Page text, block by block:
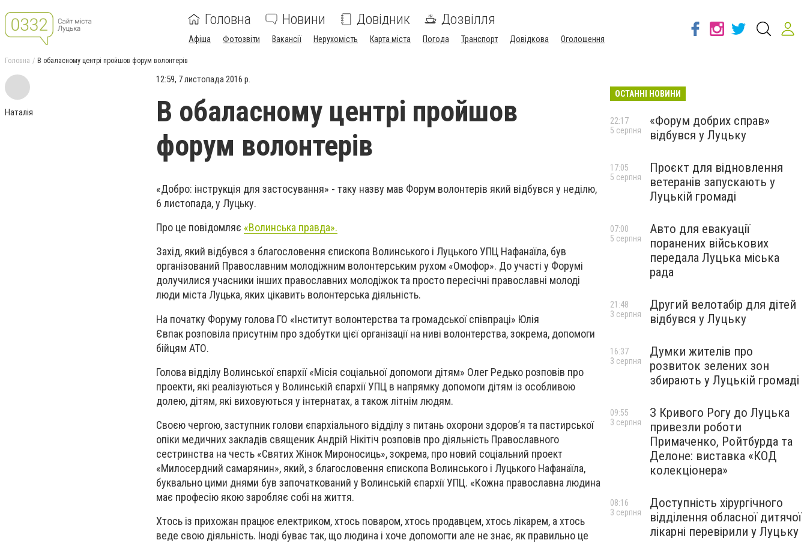
Головна Новини Довідник Дозвілля
Афіша Фотозвіти Вакансії Нерухомість Карта міста Погода Транспорт Довідкова Оголошення
Головна В обаласному центрі пройшов форум волонтерів
Наталія
12:59, 7 листопада 2016 р.
В обаласному центрі пройшов
форум волонтерів
«Добро: інструкція для застосування» - таку назву мав Форум волонтерів який відбувся у неділю,
6 листопада, у Луцьку.
Про це повідомляє «Волинська правда».
Захід, який відбувся з благословення єпископа Волинського і Луцького УПЦ Нафанаїла, був
організований Православним молодіжним волонтерським рухом «Омофор». До участі у Форумі
долучилися учасники інших православних молодіжок та просто пересічні православні молоді
люди міста Луцька, яких цікавить волонтерська діяльність.
На початку Форуму голова ГО «Інститут волонтерства та громадської співпраці» Юлія
Євпак розповіла присутнім про здобутки цієї організації на ниві волонтерства, зокрема, допомоги
бійцям АТО.
Голова відділу Волинської єпархії «Місія соціальної допомоги дітям» Олег Редько розповів про
проекти, які реалізуються у Волинській єпархії УПЦ в напрямку допомоги дітям із особливою
долею, дітям, які виховуються у інтернатах, а також літнім людям.
Своєю чергою, заступник голови єпархіального відділу з питань охорони здоров’я та пастирської
опіки медичних закладів священик Андрій Нікітіч розповів про діяльність Православного
сестринства на честь «Святих Жінок Мироносиць», зокрема, про новий соціальний проект
«Милосердний самарянин», який, з благословення єпископа Волинського і Луцького Нафанаїла,
буквально цими днями був започаткований у Волинській єпархії УПЦ. «Кожна православна людина
має професію якою заробляє собі на життя.
Хтось із прихожан працює електриком, хтось поваром, хтось продавцем, хтось лікарем, а хтось
веде свою діяльність. Іноді буває так, що людина і хоче допомогти але не знає, як правильно це
ОСТАННІ НОВИНИ
«Форум добрих справ»
відбувся у Луцьку
22:17
5 серпня
Проєкт для відновлення
ветеранів запускають у
Луцькій громаді
17:05
5 серпня
Авто для евакуації
поранених військових
передала Луцька міська
рада
07:00
5 серпня
Другий велотабір для дітей
відбувся у Луцьку
21:48
3 серпня
Думки жителів про
розвиток зелених зон
збирають у Луцькій громаді
16:37
3 серпня
З Кривого Рогу до Луцька
привезли роботи
Примаченко, Ройтбурда та
Делоне: виставка «КОД
колекціонера»
09:55
3 серпня
Доступність хірургічного
відділення обласної дитячої
лікарні перевірили у Луцьку
08:16
3 серпня